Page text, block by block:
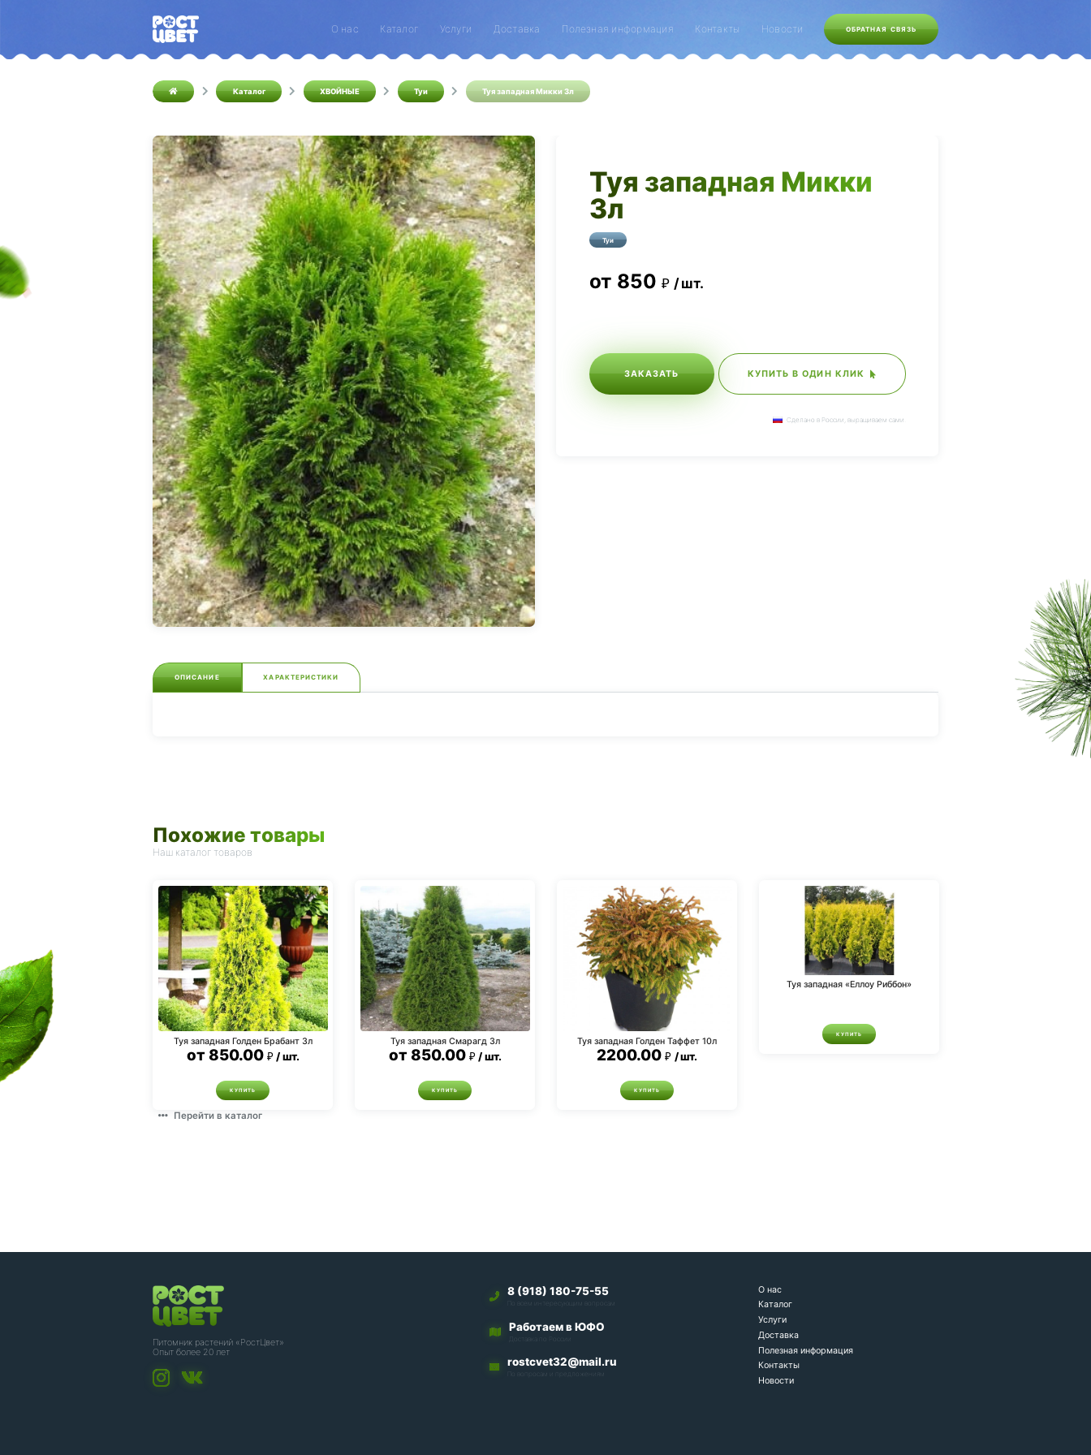
О нас Каталог Услуги Доставка Полезная информация Контакты Новости ОБРАТНАЯ СВЯЗЬ
Каталог ХВОЙНЫЕ Туи Туя западная Микки 3л
Туя западная Микки
3л
Туи
от 850 шт.
ЗАКАЗАТЬ КУПИТЬ В ОДИН КЛИК
Сделано в России, выращиваем сами.
ОПИСАНИЕ ХАРАКТЕРИСТИКИ
Похожие товары
Наш каталог товаров
Туя западная Голден Брабант 3л
от850.00 шт.
КУПИТЬ
Туя западная Смарагд 3л
от850.00 шт.
КУПИТЬ
Туя западная Голден Таффет 10л
2200.00 шт.
КУПИТЬ
Туя западная «Еллоу Риббон»
КУПИТЬ
Перейти в каталог
Питомник растений «РостЦвет»
Опыт более 20 лет
8 (918) 180-75-55
По всем интересующим вопросам
Работаем в ЮФО
rostcvet32@mail.ru
По вопросам и предложениям
О нас
Каталог
Услуги
Доставка
Полезная информация
Контакты
Новости